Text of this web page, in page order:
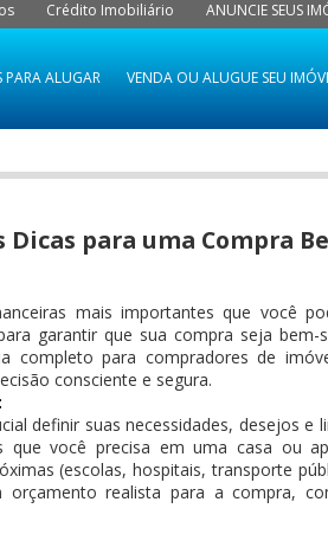
Crédito Imobiliário ANUNCIE SEUS
VENDA OU ALUGUE SEU
PARA ALUGAR
para uma Compra
mais importantes que você
garantir que sua compra seja bem-
completo para compradores de
consciente e segura.
definir suas necessidades, desejos e
que você precisa em uma casa ou
(escolas, hospitais, transporte
orçamento realista para a compra,